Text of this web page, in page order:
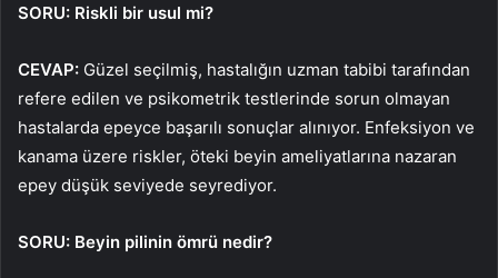
SORU: Riskli bir usul mi?
CEVAP: Güzel seçilmiş, hastalığın uzman tabibi tarafından
refere edilen ve psikometrik testlerinde sorun olmayan
hastalarda epeyce başarılı sonuçlar alınıyor. Enfeksiyon ve
kanama üzere riskler, öteki beyin ameliyatlarına nazaran
epey düşük seviyede seyrediyor.
SORU: Beyin pilinin ömrü nedir?